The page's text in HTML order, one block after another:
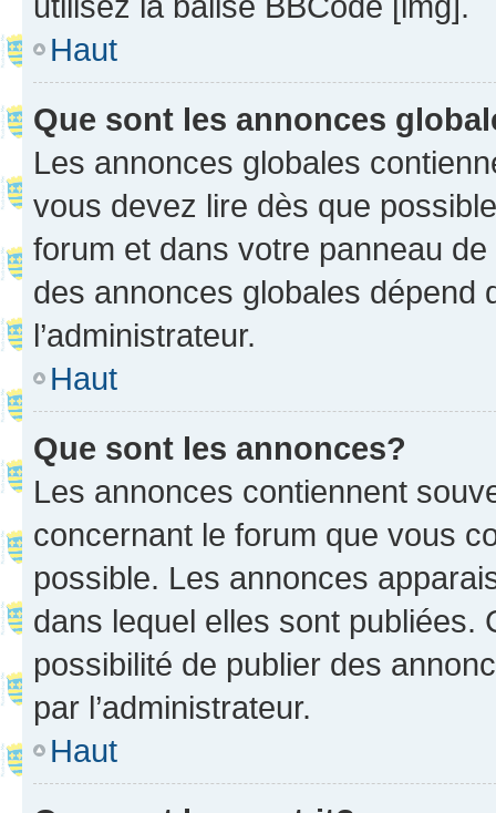
Haut
Que sont les annonces
Les annonces globales
vous devez lire dès que
forum et dans votre panneau
des annonces globales dépend
l’administrateur.
Haut
Que sont les annonces?
Les annonces contiennent
concernant le forum que vous
possible. Les annonces
dans lequel elles sont publiées.
possibilité de publier des
par l’administrateur.
Haut